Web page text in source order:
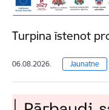
Turpina īstenot
06.08.2026. Jaunatne